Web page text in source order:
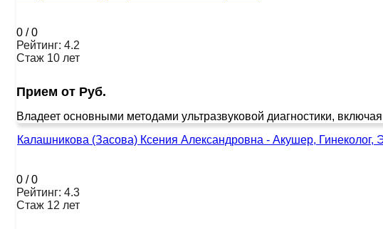
0 /0
Рейтинг: 4.2
Стаж 10 лет
Прием от Руб.
Владеет основными методами ультразвуковой диагностики,
Калашникова (Засова) Ксения Александровна - Акушер, Гинеколог,
0 /0
Рейтинг: 4.3
Стаж 12 лет